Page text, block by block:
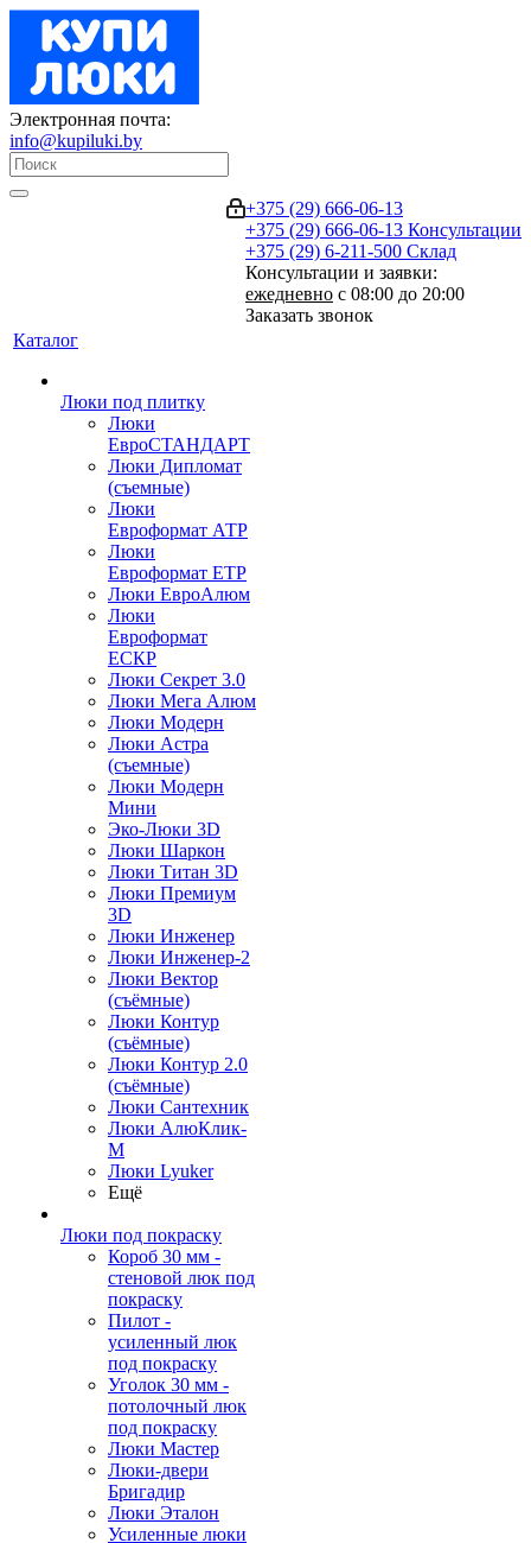
Электронная почта:
info@kupiluki.by
+375 (29) 666-06-13
+375 (29) 666-06-13 Консультации
+375 (29) 6-211-500 Склад
Консультации и заявки:
ежедневно с 08:00 до 20:00
Заказать звонок
Каталог
Люки под плитку
Люки
ЕвроСТАНДАРТ
Люки Дипломат
(съемные)
Люки
Евроформат АТР
Люки
Евроформат ЕТР
Люки ЕвроАлюм
Люки
Евроформат
ЕСКР
Люки Секрет 3.0
Люки Мега Алюм
Люки Модерн
Люки Астра
(съемные)
Люки Модерн
Мини
Эко-Люки 3D
Люки Шаркон
Люки Титан 3D
Люки Премиум
3D
Люки Инженер
Люки Инженер-2
Люки Вектор
(съёмные)
Люки Контур
(съёмные)
Люки Контур 2.0
(съёмные)
Люки Сантехник
Люки АлюКлик-
М
Люки Lyuker
Ещё
Люки под покраску
Короб 30 мм -
стеновой люк под
покраску
Пилот -
усиленный люк
под покраску
Уголок 30 мм -
потолочный люк
под покраску
Люки Мастер
Люки-двери
Бригадир
Люки Эталон
Усиленные люки